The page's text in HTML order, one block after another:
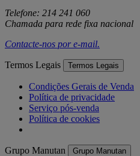
Telefone: 214 241 060
Chamada para rede fixa nacional
Contacte-nos pore-mail.
Termos Legais Termos Legais
Condições Gerais de Venda
Política de privacidade
Serviço pós-venda
Política de cookies
Grupo Manutan Grupo Manutan